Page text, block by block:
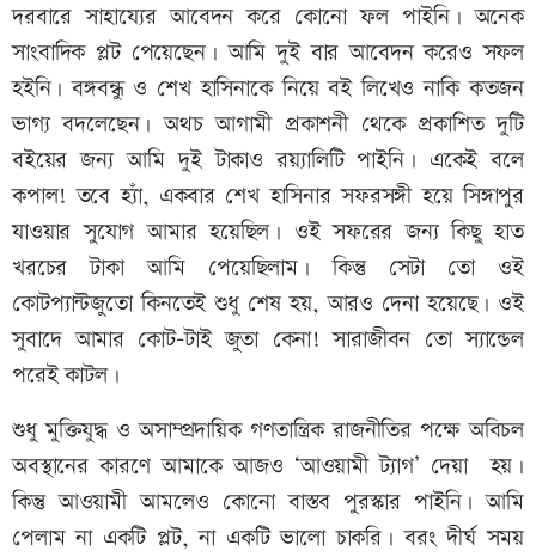
দরবারে সাহায্যের আবেদন করে কোনো ফল পাইনি। অনেক
সাংবাদিক প্লট পেয়েছেন। আমি দুই বার আবেদন করেও সফল
হইনি। বঙ্গবন্ধু ও শেখ হাসিনাকে নিয়ে বই লিখেও নাকি কতজন
ভাগ্য বদলেছেন। অথচ আগামী প্রকাশনী থেকে প্রকাশিত দুটি
বইয়ের জন্য আমি দুই টাকাও রয়্যালিটি পাইনি। একেই বলে
কপাল! তবে হ্যাঁ, একবার শেখ হাসিনার সফরসঙ্গী হয়ে সিঙ্গাপুর
যাওয়ার সুযোগ আমার হয়েছিল। ওই সফরের জন্য কিছু হাত
খরচের টাকা আমি পেয়েছিলাম। কিন্তু সেটা তো ওই
কোটপ্যান্টজুতো কিনতেই শুধু শেষ হয়, আরও দেনা হয়েছে। ওই
সুবাদে আমার কোট-টাই জুতা কেনা! সারাজীবন তো স্যান্ডেল
পরেই কাটল।
শুধু মুক্তিযুদ্ধ ও অসাম্প্রদায়িক গণতান্ত্রিক রাজনীতির পক্ষে অবিচল
অবস্থানের কারণে আমাকে আজও ‘আওয়ামী ট্যাগ’ দেয়া হয়।
কিন্তু আওয়ামী আমলেও কোনো বাস্তব পুরস্কার পাইনি। আমি
পেলাম না একটি প্লট, না একটি ভালো চাকরি। বরং দীর্ঘ সময়